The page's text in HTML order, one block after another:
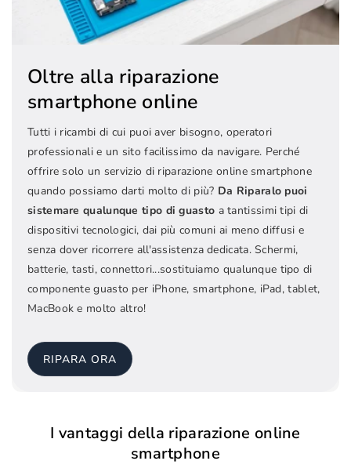
Oltre alla riparazione
smartphone online
Tutti i ricambi di cui puoi aver bisogno, operatori
professionali e un sito facilissimo da navigare. Perché
offrire solo un servizio di riparazione online smartphone
quando possiamo darti molto di più? Da Riparalo puoi
sistemare qualunque tipo di guasto a tantissimi tipi di
dispositivi tecnologici, dai più comuni ai meno diffusi e
senza dover ricorrere all'assistenza dedicata. Schermi,
batterie, tasti, connettori...sostituiamo qualunque tipo di
componente guasto per iPhone, smartphone, iPad, tablet,
MacBook e molto altro!
RIPARA ORA
I vantaggi della riparazione online
smartphone